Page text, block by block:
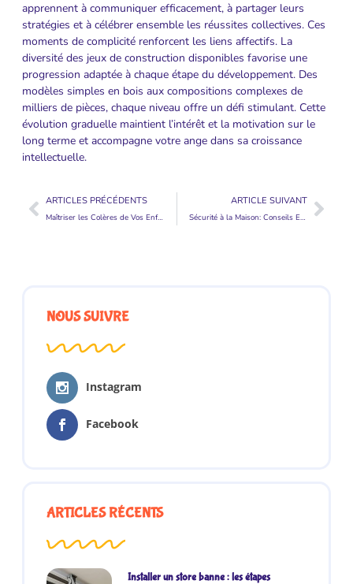
apprennent à communiquer efficacement, à partager leurs
stratégies et à célébrer ensemble les réussites collectives. Ces
moments de complicité renforcent les liens affectifs. La
diversité des jeux de construction disponibles favorise une
progression adaptée à chaque étape du développement. Des
modèles simples en bois aux compositions complexes de
milliers de pièces, chaque niveau offre un défi stimulant. Cette
évolution graduelle maintient l’intérêt et la motivation sur le
long terme et accompagne votre ange dans sa croissance
intellectuelle.
ARTICLES PRÉCÉDENTS
Maîtriser les Colères de Vos Enfants: Guide pour les Pères
ARTICLE SUIVANT
Sécurité à la Maison: Conseils Essentiels pour Prévenir les Accidents Domestiques chez les Hommes
NOUS SUIVRE
Instagram
Facebook
ARTICLES RÉCENTS
Installer un store banne : les étapes